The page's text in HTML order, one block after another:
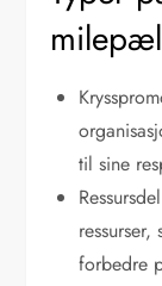
til sine
forbedre